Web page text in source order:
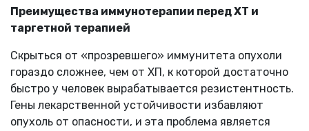
Преимущества иммунотерапии перед ХТ и
таргетной терапией
Скрыться от «прозревшего» иммунитета опухоли
гораздо сложнее, чем от ХП, к которой достаточно
быстро у человек вырабатывается резистентность.
Гены лекарственной устойчивости избавляют
опухоль от опасности, и эта проблема является